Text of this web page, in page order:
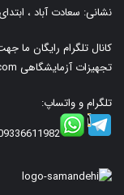
نشانی: سعادت آباد ،
کانال تلگرام رایگان ما
تجهیزات آزمایشگاهی
تلگرام و واتساپ: